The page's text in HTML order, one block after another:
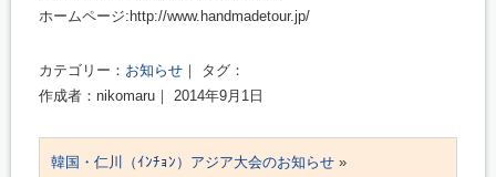
ホームページ:http://www.handmadetour.jp/
カテゴリー： お知らせ ｜ タグ：
作成者：nikomaru｜ 2014年9月1日
韓国・仁川（ｲﾝﾁｮﾝ）アジア大会のお知らせ »